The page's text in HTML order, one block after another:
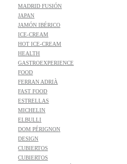
MADRID FUSIÓN
JAPAN
JAMÓN IBÉRICO
ICE-CREAM
HOT ICE-CREAM
HEALTH
GASTROEXPERIENCE
FOOD
FERRAN ADRIÀ
FAST FOOD
ESTRELLAS
MICHELIN
ELBULLI
DOM PÉRIGNON
DESIGN
CUBIERTOS
CUBIERTOS